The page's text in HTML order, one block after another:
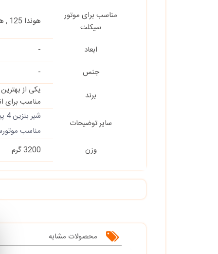
مناسب برای موتور
سیکلت
هوندا 125 , هوندا 150 , هوندا 200
ابعاد
-
جنس
-
برند
یکی از
مناسب برای
سایر توضیحات
شیر بنزین 4 پیچ
مناسب
وزن
3200 گرم
محصولات مشابه